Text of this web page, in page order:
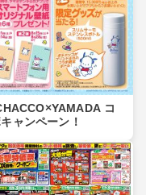
コ
ャンペーン！